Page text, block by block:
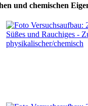
und chemischen